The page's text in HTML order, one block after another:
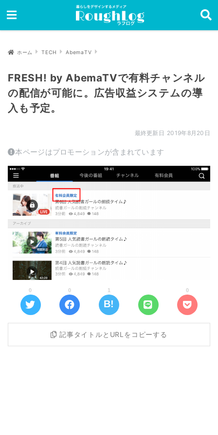
ホーム TECH AbemaTV
FRESH! by AbemaTVで有料チャンネル
の配信が可能に。広告収益システムの導
入も予定。
2019年8月20日
本ページはプロモーションが含まれています
0 0 1 0
記事タイトルとURLをコピーする